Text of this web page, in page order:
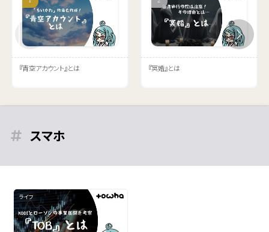
『青空アカウント』とは 『冥婚』とは
スマホ
ライフ